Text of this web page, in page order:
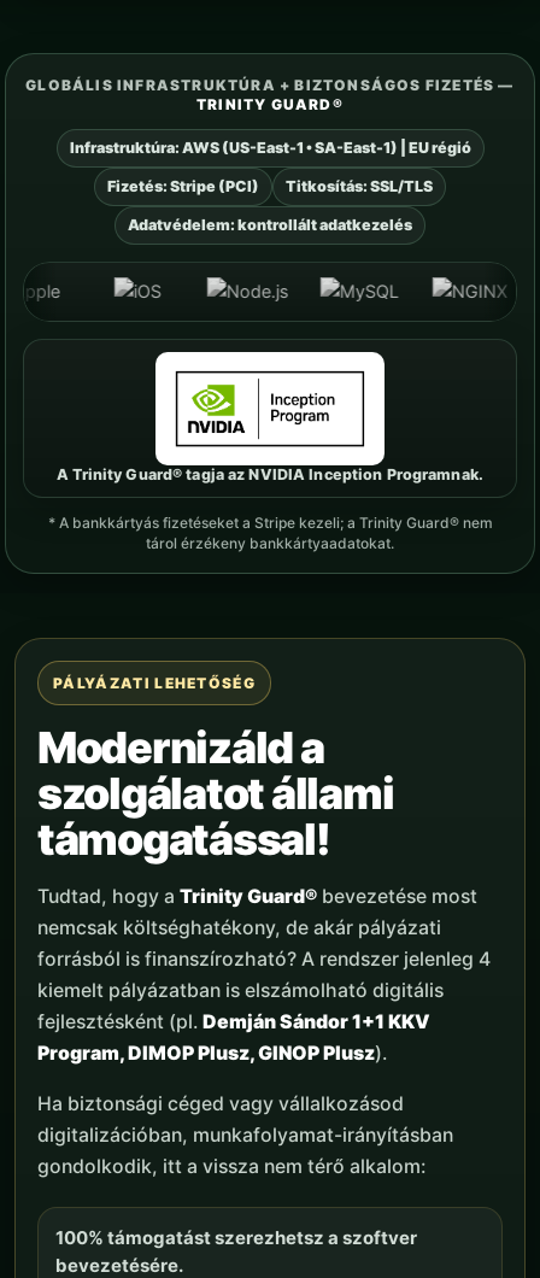
GLOBÁLIS INFRASTRUKTÚRA + BIZTONSÁGOS FIZETÉS —
TRINITY GUARD®
Infrastruktúra: AWS (US-East-1 • SA-East-1) | EU régió
Fizetés: Stripe (PCI) Titkosítás: SSL/TLS
Adatvédelem: kontrollált adatkezelés
A Trinity Guard® tagja az NVIDIA Inception Programnak.
* A bankkártyás fizetéseket a Stripe kezeli; a Trinity Guard® nem
tárol érzékeny bankkártyaadatokat.
PÁLYÁZATI LEHETŐSÉG
Modernizáld a
szolgálatot állami
támogatással!
Tudtad, hogy a Trinity Guard® bevezetése most
nemcsak költséghatékony, de akár pályázati
forrásból is finanszírozható? A rendszer jelenleg 4
kiemelt pályázatban is elszámolható digitális
fejlesztésként (pl. Demján Sándor 1+1 KKV
Program, DIMOP Plusz, GINOP Plusz).
Ha biztonsági céged vagy vállalkozásod
digitalizációban, munkafolyamat-irányításban
gondolkodik, itt a vissza nem térő alkalom:
100% támogatást szerezhetsz a szoftver
bevezetésére.